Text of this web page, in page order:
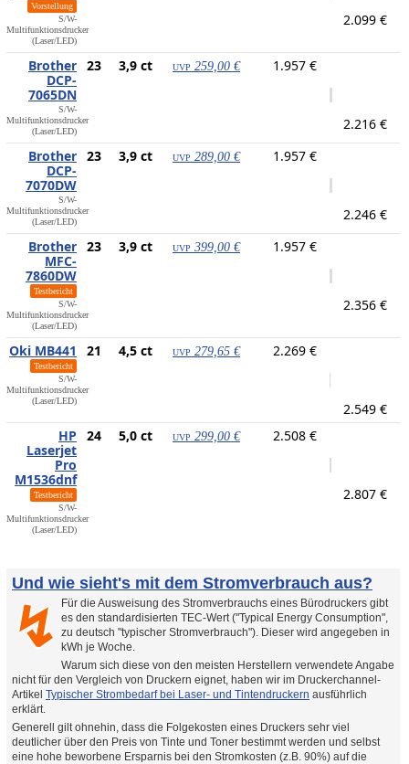
Vorstellung
S/W-
Multifunktionsdrucker
(Laser/LED)
2.099 €
Brother
DCP-
7065DN
S/W-
Multifunktionsdrucker
(Laser/LED)
23 3,9 ct UVP 259,00 € 1.957 €
2.216 €
Brother
DCP-
7070DW
S/W-
Multifunktionsdrucker
(Laser/LED)
23 3,9 ct UVP 289,00 € 1.957 €
2.246 €
Brother
MFC-
7860DW
Testbericht
S/W-
Multifunktionsdrucker
(Laser/LED)
23 3,9 ct UVP 399,00 € 1.957 €
2.356 €
Oki MB441
Testbericht
S/W-
Multifunktionsdrucker
(Laser/LED)
21 4,5 ct UVP 279,65 € 2.269 €
2.549 €
HP
Laserjet
Pro
M1536dnf
Testbericht
S/W-
Multifunktionsdrucker
(Laser/LED)
24 5,0 ct UVP 299,00 € 2.508 €
2.807 €
Und wie sieht's mit dem Stromverbrauch aus?
↯
Für die Ausweisung des Stromverbrauchs eines Bürodruckers gibt
es den standardisierten TEC-Wert ("Typical Energy Consumption",
zu deutsch "typischer Stromverbrauch"). Dieser wird angegeben in
kWh je Woche.
Warum sich diese von den meisten Herstellern verwendete Angabe
nicht für den Vergleich von Druckern eignet, haben wir im Druckerchannel-
Artikel Typischer Strombedarf bei Laser- und Tintendruckern ausführlich
erklärt.
Generell gilt ohnehin, dass die Folgekosten eines Druckers sehr viel
deutlicher über den Preis von Tinte und Toner bestimmt werden und selbst
eine hohe beworbene Ersparnis bei den Stromkosten (z.B. 90%) auf die